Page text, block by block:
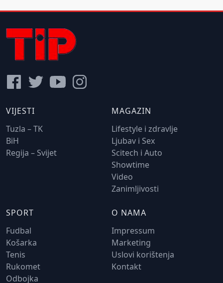
VIJESTI
Tuzla – TK
BiH
Regija – Svijet
MAGAZIN
Lifestyle i zdravlje
Ljubav i Sex
Scitech i Auto
Showtime
Video
Zanimljivosti
SPORT
Fudbal
Košarka
Tenis
Rukomet
Odbojka
O NAMA
Impressum
Marketing
Uslovi korištenja
Kontakt